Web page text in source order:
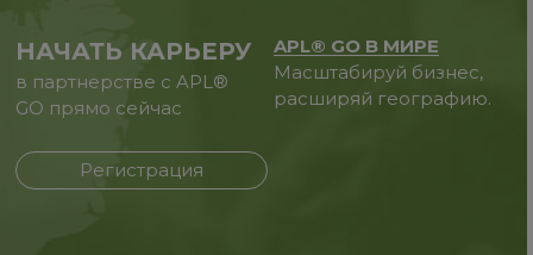
НАЧАТЬ КАРЬЕРУ
в партнерстве с APL®
GO прямо сейчас
Регистрация
APL® GO В МИРЕ
Масштабируй бизнес,
расширяй географию.